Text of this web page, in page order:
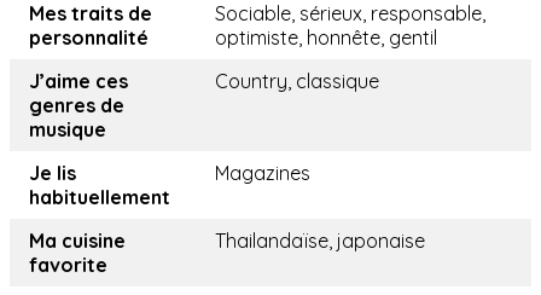
Mes traits de
personnalité
Sociable, sérieux, responsable,
optimiste, honnête, gentil
J’aime ces
genres de
musique
Country, classique
Je lis
habituellement
Magazines
Ma cuisine
favorite
Thailandaïse, japonaise